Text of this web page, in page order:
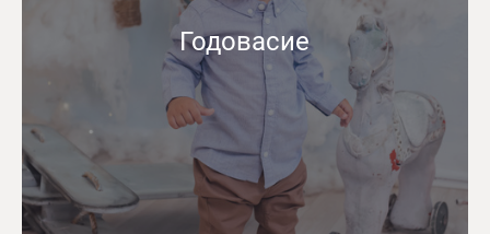
Годовасие